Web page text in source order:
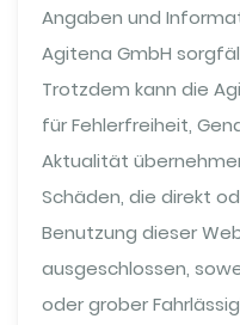
Angaben und
Agitena GmbH
Trotzdem kann die
für Fehlerfreiheit,
Aktualität
Schäden, die direkt
Benutzung dieser
ausgeschlossen,
oder grober